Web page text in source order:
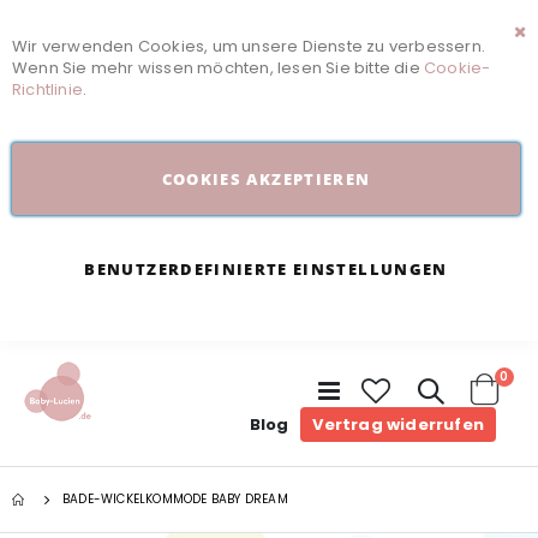
Wir verwenden Cookies, um unsere Dienste zu verbessern.
Wenn Sie mehr wissen möchten, lesen Sie bitte die Cookie-
Richtlinie.
COOKIES AKZEPTIEREN
BENUTZERDEFINIERTE EINSTELLUNGEN
Navigation
umschalten
Blog Vertrag widerrufenCart
0
BADE-WICKELKOMMODE BABY DREAM